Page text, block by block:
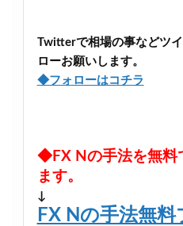
Twitterで相場の事などツ
ローお願いします。
◆フォローはコチラ
◆FX Nの手法を無料
ます。
↓
FX Nの手法無